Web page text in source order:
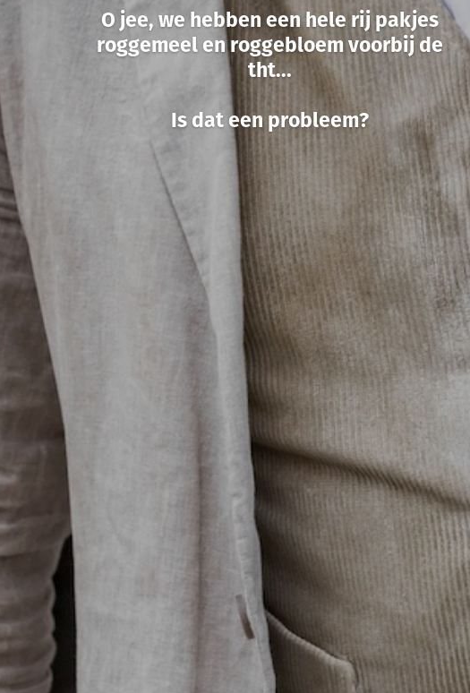
O jee, we hebben een hele rij pakjes
roggemeel en roggebloem voorbij de
tht...
Is dat een probleem?